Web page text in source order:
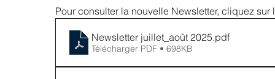
Pour consulter la nouvelle Newsletter, cliquez
Newsletter juillet_août 2025.pdf
Télécharger PDF • 698KB